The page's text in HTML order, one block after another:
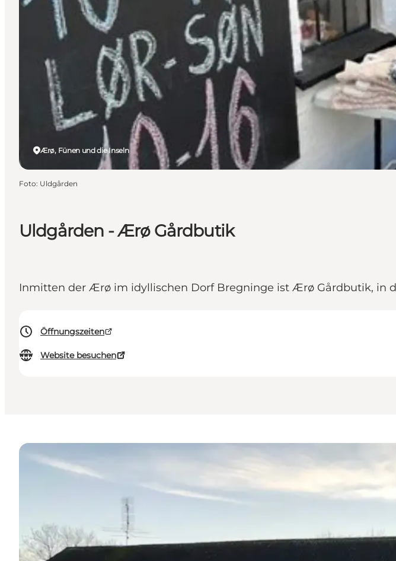
Uldgården - Ærø Gårdbutik
Inmitten der Ærø im idyllischen Dorf Bregninge ist Ærø Gårdbutik, in
Öffnungszeiten
Website besuchen
Ærø, Fünen und die Inseln
Foto: Uldgården